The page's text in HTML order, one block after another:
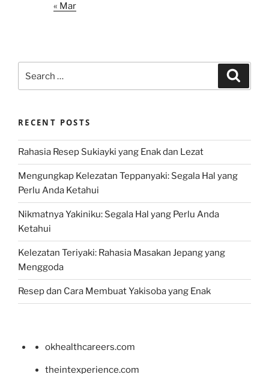
« Mar
for:
RECENT POSTS
Rahasia Resep Sukiayki yang Enak dan Lezat
Mengungkap Kelezatan Teppanyaki: Segala Hal yang
Perlu Anda Ketahui
Nikmatnya Yakiniku: Segala Hal yang Perlu Anda
Ketahui
Kelezatan Teriyaki: Rahasia Masakan Jepang yang
Menggoda
Resep dan Cara Membuat Yakisoba yang Enak
okhealthcareers.com
theintexperience.com